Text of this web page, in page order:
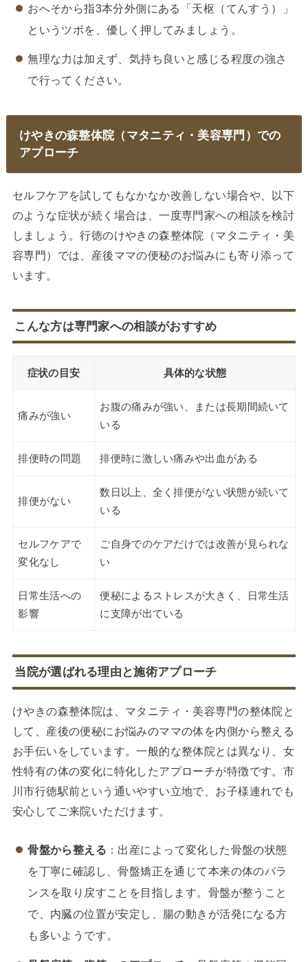
おへそから指3本分外側にある「天枢（てんすう）」
というツボを、優しく押してみましょう。
無理な力は加えず、気持ち良いと感じる程度の強さ
で行ってください。
けやきの森整体院（マタニティ・美容専門）での
アプローチ
セルフケアを試してもなかなか改善しない場合や、以下
のような症状が続く場合は、一度専門家への相談を検討
しましょう。行徳のけやきの森整体院（マタニティ・美
容専門）では、産後ママの便秘のお悩みにも寄り添って
います。
こんな方は専門家への相談がおすすめ
症状の目安 具体的な状態
痛みが強い
お腹の痛みが強い、または長期間続いて
いる
排便時の問題 排便時に激しい痛みや出血がある
排便がない
数日以上、全く排便がない状態が続いて
いる
セルフケアで
変化なし
ご自身でのケアだけでは改善が見られな
い
日常生活への
影響
便秘によるストレスが大きく、日常生活
に支障が出ている
当院が選ばれる理由と施術アプローチ
けやきの森整体院は、マタニティ・美容専門の整体院と
して、産後の便秘にお悩みのママの体を内側から整える
お手伝いをしています。一般的な整体院とは異なり、女
性特有の体の変化に特化したアプローチが特徴です。市
川市行徳駅前という通いやすい立地で、お子様連れでも
安心してご来院いただけます。
骨盤から整える ：出産によって変化した骨盤の状態
を丁寧に確認し、骨盤矯正を通じて本来の体のバラ
ンスを取り戻すことを目指します。骨盤が整うこと
で、内臓の位置が安定し、腸の動きが活発になる方
も多いようです。